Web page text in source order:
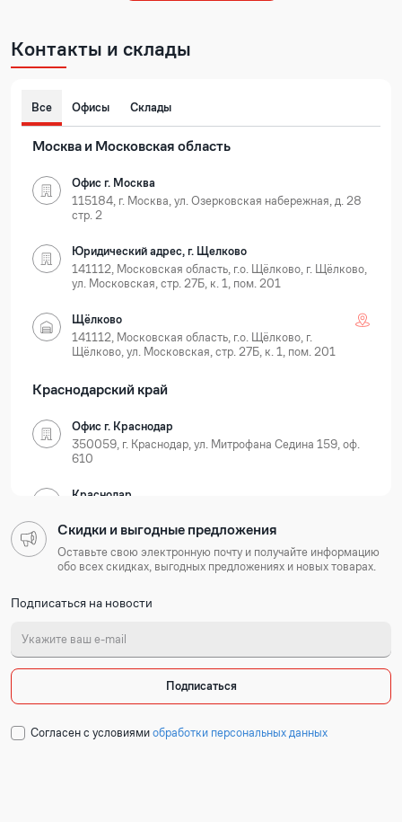
Контакты и склады
Все Офисы Склады
Москва и Московская область
Офис г. Москва
115184, г. Москва, ул. Озерковская набережная, д. 28
стр. 2
Юридический адрес, г. Щелково
141112, Московская область, г.о. Щёлково, г. Щёлково,
ул. Московская, стр. 27Б, к. 1, пом. 201
Щёлково
141112, Московская область, г.о. Щёлково, г.
Щёлково, ул. Московская, стр. 27Б, к. 1, пом. 201
Краснодарский край
Офис г. Краснодар
350059, г. Краснодар, ул. Митрофана Седина 159, оф.
610
Краснодар
Нижегородская область
603105, г. Нижний Новгород, Ошарская 77А, БЦ
Нижний Новгород
603127, г. Нижний Новгород, ул. Коновалова, д. 6
Скидки и выгодные предложения
Оставьте свою электронную почту и получайте информацию
обо всех скидках, выгодных предложениях и новых товарах.
Подписаться на новости
Подписаться
Cогласен с условиямиобработки персональных данных